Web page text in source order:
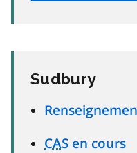
Sudbury
CAS en cours